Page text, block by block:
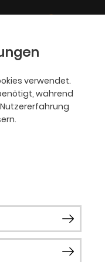
verwendet.
während
Teheran (Iran)
sie ebenda
Azad-
sie